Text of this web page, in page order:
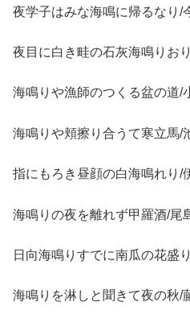
夜学子はみな海鳴に帰るなり/
夜目に白き畦の石灰海鳴りお
海鳴りや漁師のつくる盆の道/
海鳴りや頬擦り合うて寒立馬/
指にもろき昼顔の白海鳴れり/
海鳴りの夜を離れず甲羅酒/尾
日向海鳴りすでに南瓜の花盛
海鳴りを淋しと聞きて夜の秋/